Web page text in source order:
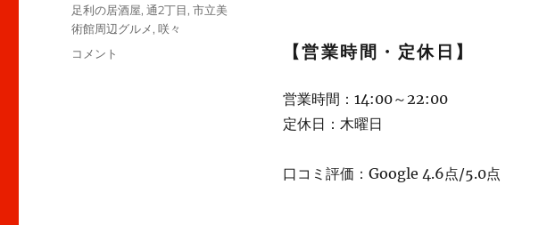
【営業時間・定休日】
営業時間：14:00～22:00
定休日：木曜日
口コミ評価：Google 4.6点/5.0点
タ
グ
足利の居酒屋,通2丁目,市立美
術館周辺グルメ,咲々
【足
コメント